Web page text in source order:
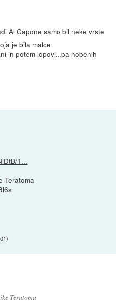
Al Capone samo bil neke vrste
je bila malce
in potem lopovi...pa nobenih
1...
Teratoma
)
Teratoma